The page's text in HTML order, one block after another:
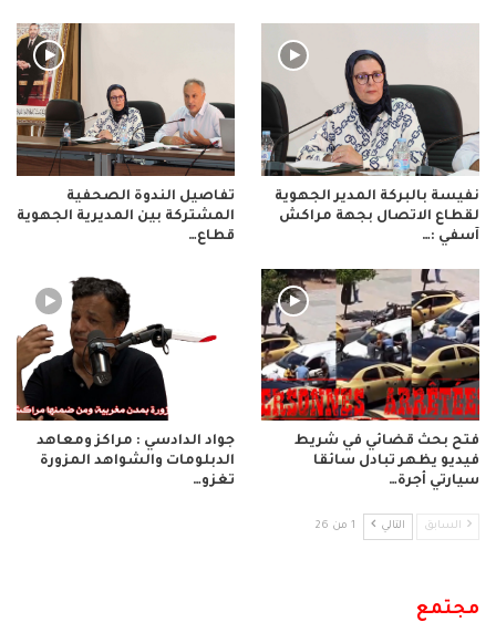
نفيسة بالبركة المدير الجهوية
لقطاع الاتصال بجهة مراكش
آسفي :…
تفاصيل الندوة الصحفية
المشتركة بين المديرية الجهوية
قطاع…
فتح بحث قضائي في شريط
فيديو يظهر تبادل سائقا
سيارتي أجرة…
جواد الدادسي : مراكز ومعاهد
الدبلومات والشواهد المزورة
تغزو…
السابق التالي 1 من 26
مجتمع